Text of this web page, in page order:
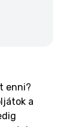
enni?
a